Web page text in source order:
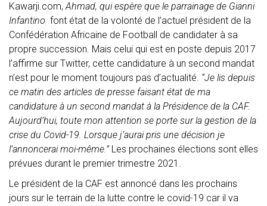
Kawarji.com,Ahmad, qui espère que le parrainage de Gianni
Infantino font état de la volonté de l’actuel président de la
Confédération Africaine de Football de candidater à sa
propre succession. Mais celui qui est en poste depuis 2017
l’affirme sur Twitter, cette candidature à un second mandat
n’est pour le moment toujours pas d’actualité. “Je lis depuis
ce matin des articles de presse faisant état de ma
candidature à un second mandat à la Présidence de la CAF.
Aujourd’hui, toute mon attention se porte sur la gestion de la
crise du Covid-19. Lorsque j’aurai pris une décision je
l’annoncerai moi-même.”Les prochaines élections sont elles
prévues durant le premier trimestre 2021.
Le président de la CAF est annoncé dans les prochains
jours sur le terrain de la lutte contre le covid-19 car il va